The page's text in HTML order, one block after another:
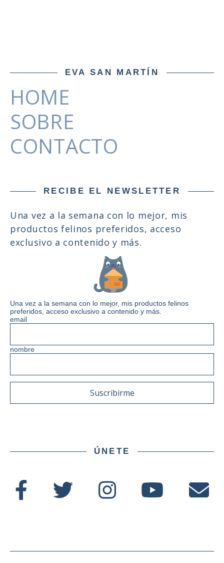
EVA SAN MARTÍN
HOME
SOBRE
CONTACTO
RECIBE EL NEWSLETTER
Una vez a la semana con lo mejor, mis
productos felinos preferidos, acceso
exclusivo a contenido y más.
Una vez a la semana con lo mejor, mis productos felinos
preferidos, acceso exclusivo a contenido y más.
email
nombre
ÚNETE